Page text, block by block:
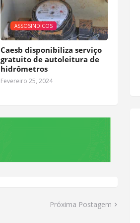
ASSOSINDICOS
Caesb disponibiliza serviço
gratuito de autoleitura de
hidrômetros
Fevereiro 25, 2024
Próxima Postagem